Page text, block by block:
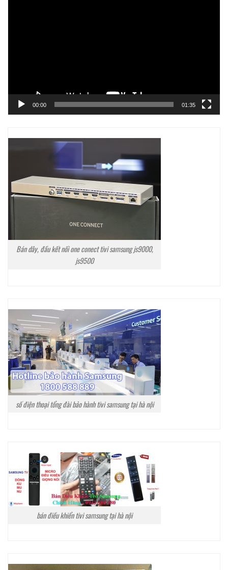
00:00 01:35
Bán dây, đầu kết nối one conect tivi samsung js9000,
js9500
số điện thoại tổng đài bảo hành tivi samsung tại hà nội
bán điều khiển tivi samsung tại hà nội